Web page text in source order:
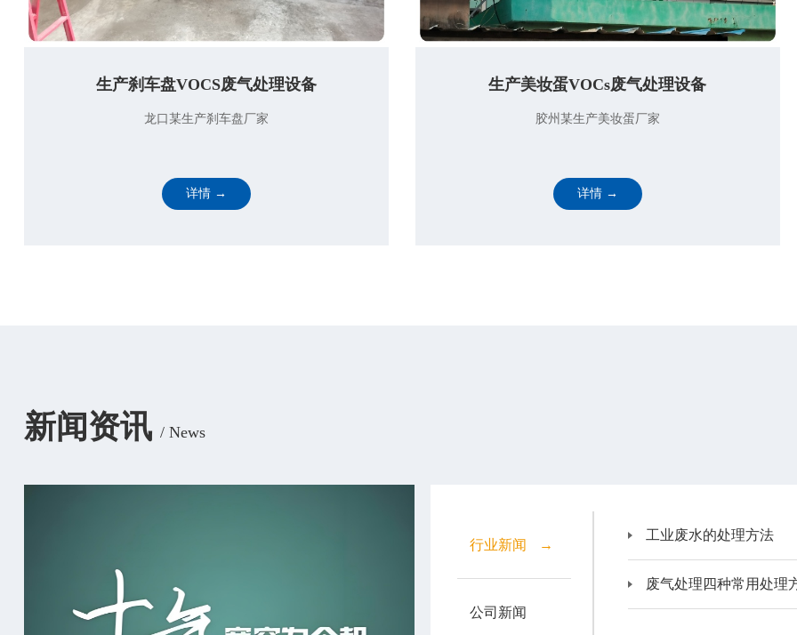
生产刹车盘VOCS废气处理设备
龙口某生产刹车盘厂家
详情 →
生产美妆蛋VOCs废气处理设备
胶州某生产美妆蛋厂家
详情 →
新闻资讯 / News
行业新闻 →
公司新闻
工业废水的处理方法
废气处理四种常用处理